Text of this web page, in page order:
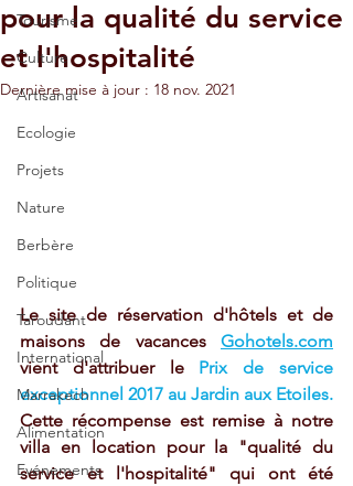
Tourisme
Culture
Artisanat
Ecologie
Projets
Nature
Berbère
Politique
Taroudant
International
Marrakech
Alimentation
Evénements
pour la qualité du service
et l'hospitalité
Dernière mise à jour : 18 nov. 2021
Le site de réservation d'hôtels et de
maisons de vacances Gohotels.com
vient d'attribuer le Prix de service
exceptionnel 2017 au Jardin aux Etoiles.
Cette récompense est remise à notre
villa en location pour la "qualité du
service et l'hospitalité" qui ont été